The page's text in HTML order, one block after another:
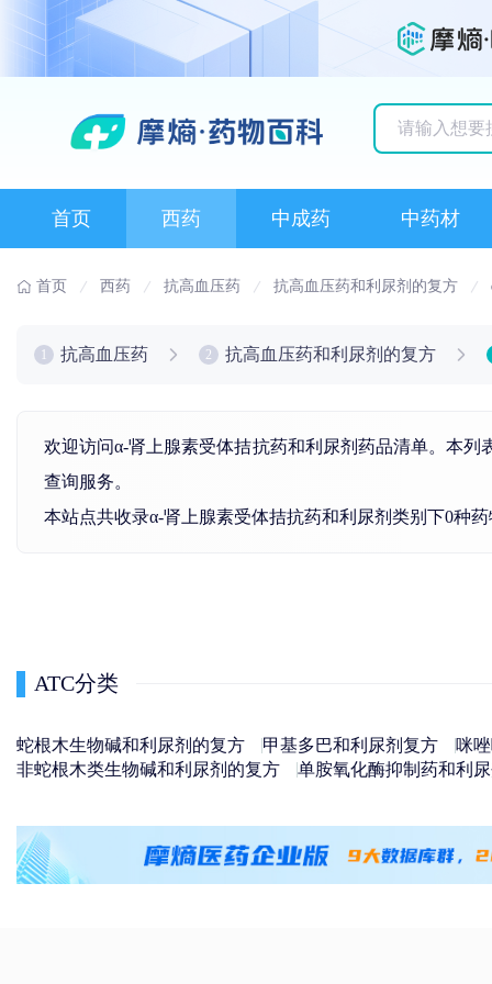
首页 西药 中成药 中药材
首页 西药 抗高血压药 抗高血压药和利尿剂的复方
抗高血压药 2 抗高血压药和利尿剂的复方
欢迎访问α-肾上腺素受体拮抗药和利尿剂药品清单。本
查询服务。
本站点共收录α-肾上腺素受体拮抗药和利尿剂类别下0种
ATC分类
蛇根木生物碱和利尿剂的复方 甲基多巴和利尿剂复方
咪
非蛇根木类生物碱和利尿剂的复方
单胺氧化酶抑制药和利